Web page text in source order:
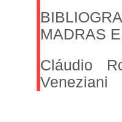
MADRAS
Cláudio
Veneziani